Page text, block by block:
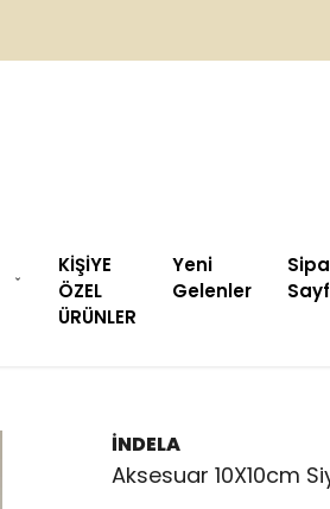
KİŞİYE
ÖZEL
ÜRÜNLER
Yeni
Gelenler
İNDELA
Aksesuar 10X10cm